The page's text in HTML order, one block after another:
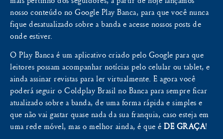
nosso conteúdo no Google Play Banca, para que você nunca
fique desatualizado sobre a banda e acesse nossos posts de
onde estiver.
O Play Banca é um aplicativo criado pelo Google para que
leitores possam acompanhar notícias pelo celular ou tablet, e
ainda assinar revistas para ler virtualmente. E agora você
poderá seguir o Coldplay Brasil no Banca para sempre ficar
atualizado sobre a banda, de uma forma rápida e simples e
que não vai gastar quase nada da sua franquia, caso esteja em
uma rede móvel, mas o melhor ainda, é que é DE GRAÇA!